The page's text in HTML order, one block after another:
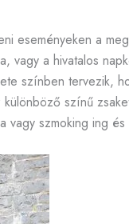
eseményeken a
vagy a hivatalos
színben tervezik,
színű
vagy szmoking ing